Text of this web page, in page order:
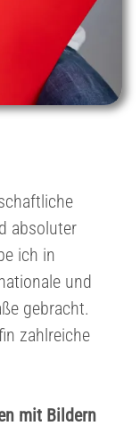
absoluter
ich in
und
gebracht.
zahlreiche
mit Bildern